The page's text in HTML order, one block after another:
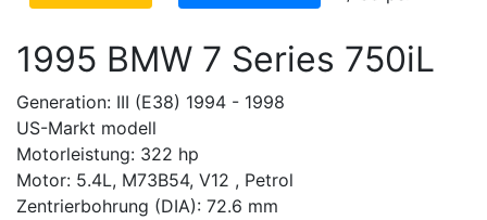
1995 BMW 7 Series 750iL
Generation: III (E38) 1994 - 1998
US-Markt modell
Motorleistung: 322 hp
Motor: 5.4L, M73B54, V12 , Petrol
Zentrierbohrung (DIA): 72.6 mm